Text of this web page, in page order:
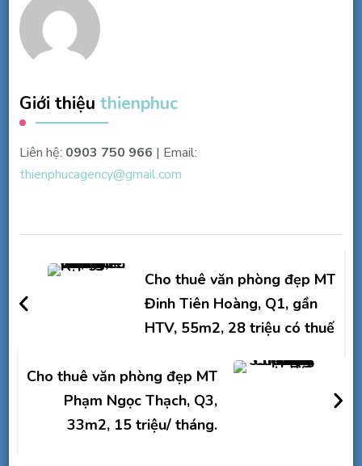
Giới thiệu thienphuc
Liên hệ: 0903 750 966 | Email:
thienphucagency@gmail.com
hướng
bài
Cho thuê văn phòng đẹp MT
Đinh Tiên Hoàng, Q1, gần
HTV, 55m2, 28 triệu có thuế
Cho thuê văn phòng đẹp MT
Phạm Ngọc Thạch, Q3,
33m2, 15 triệu/ tháng.